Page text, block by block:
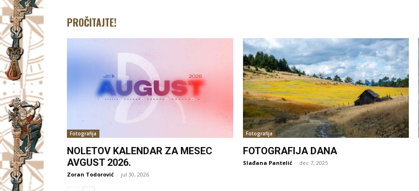
PROČITAJTE!
Fotografija
NOLETOV KALENDAR ZA MESEC
AVGUST 2026.
Zoran Todorović - jul 30, 2026
Fotografija
FOTOGRAFIJA DANA
Slađana Pantelić - dec 7, 2025